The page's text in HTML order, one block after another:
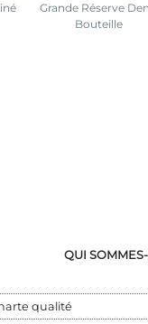
Grande Réserve
Bouteille
QUI
qualité